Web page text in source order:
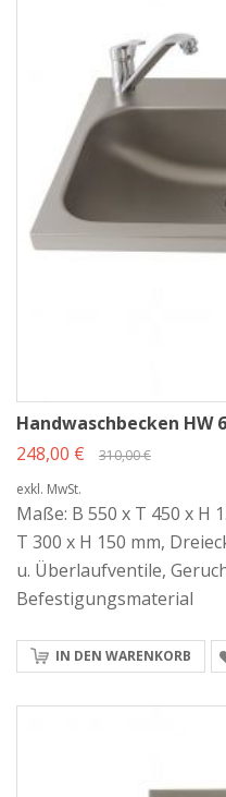
Handwaschbecken HW
248,00 €
310,00 €
exkl. MwSt.
Maße: B 550 x T 450 x H
T 300 x H 150 mm,
u. Überlaufventile,
Befestigungsmaterial
IN DEN WARENKORB